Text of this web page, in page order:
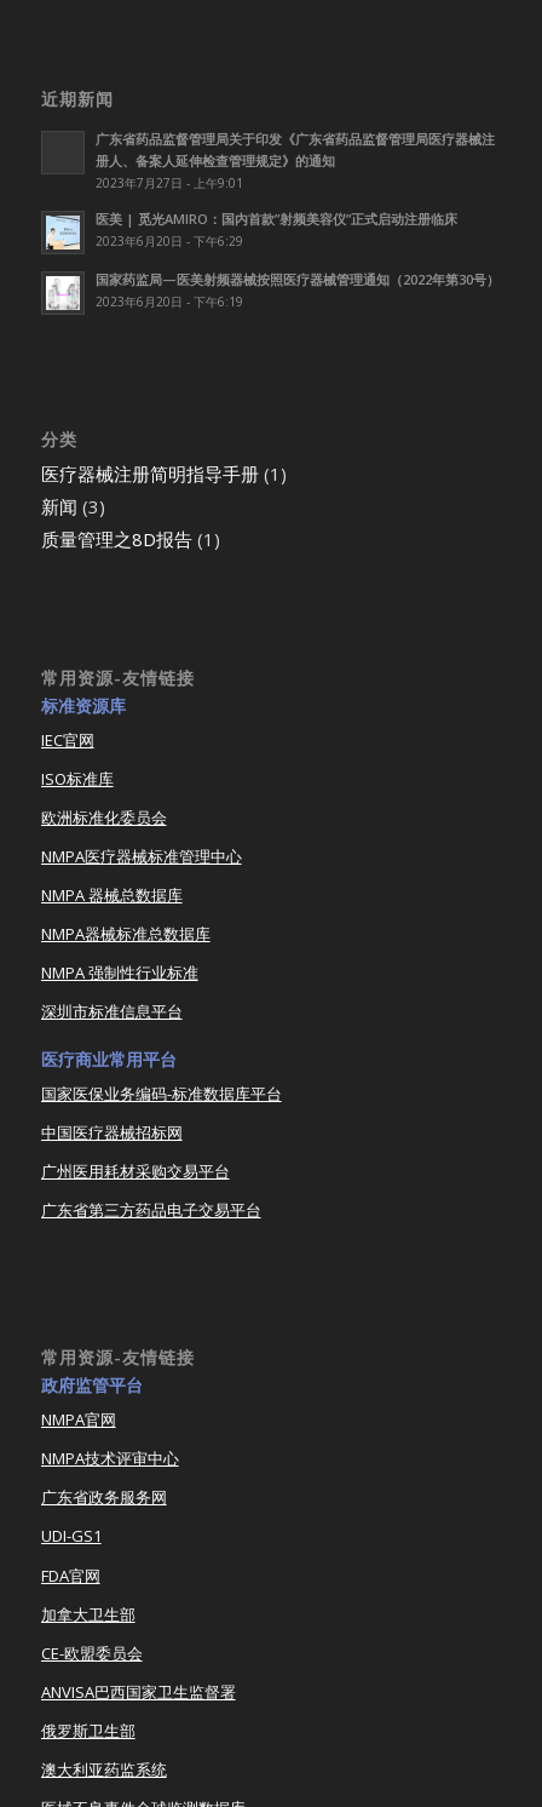
近期新闻
广东省药品监督管理局关于印发《广东省药品监督管理局医疗器械注
册人、备案人延伸检查管理规定》的通知
2023年7月27日 - 上午9:01
医美 | 觅光AMIRO：国内首款”射频美容仪”正式启动注册临床
2023年6月20日 - 下午6:29
国家药监局—医美射频器械按照医疗器械管理通知（2022年第30号）
2023年6月20日 - 下午6:19
分类
医疗器械注册简明指导手册(1)
新闻 (3)
质量管理之8D报告(1)
常用资源-友情链接
标准资源库
IEC官网
ISO标准库
欧洲标准化委员会
NMPA医疗器械标准管理中心
NMPA 器械总数据库
NMPA器械标准总数据库
NMPA 强制性行业标准
深圳市标准信息平台
医疗商业常用平台
国家医保业务编码-标准数据库平台
中国医疗器械招标网
广州医用耗材采购交易平台
广东省第三方药品电子交易平台
常用资源-友情链接
政府监管平台
NMPA官网
NMPA技术评审中心
广东省政务服务网
UDI-GS1
FDA官网
加拿大卫生部
CE-欧盟委员会
ANVISA巴西国家卫生监督署
俄罗斯卫生部
澳大利亚药监系统